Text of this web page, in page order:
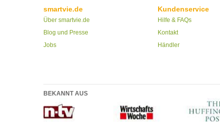
smartvie.de
Über smartvie.de
Blog und Presse
Jobs
Kundenservice
Hilfe & FAQs
Kontakt
Händler
BEKANNT AUS